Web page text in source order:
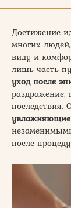
Достижение
многих
виду и
лишь часть
уход после
раздражение,
последствия.
после